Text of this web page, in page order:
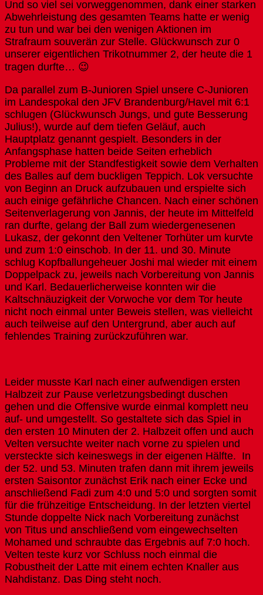
Und so viel sei vorweggenommen, dank einer starken
Abwehrleistung des gesamten Teams hatte er wenig
zu tun und war bei den wenigen Aktionen im
Strafraum souverän zur Stelle. Glückwunsch zur 0
unserer eigentlichen Trikotnummer 2, der heute die 1
tragen durfte… 😉
Da parallel zum B-Junioren Spiel unsere C-Junioren
im Landespokal den JFV Brandenburg/Havel mit 6:1
schlugen (Glückwunsch Jungs, und gute Besserung
Julius!), wurde auf dem tiefen Geläuf, auch
Hauptplatz genannt gespielt. Besonders in der
Anfangsphase hatten beide Seiten erheblich
Probleme mit der Standfestigkeit sowie dem Verhalten
des Balles auf dem buckligen Teppich. Lok versuchte
von Beginn an Druck aufzubauen und erspielte sich
auch einige gefährliche Chancen. Nach einer schönen
Seitenverlagerung von Jannis, der heute im Mittelfeld
ran durfte, gelang der Ball zum wiedergenesenen
Lukasz, der gekonnt den Veltener Torhüter um kurvte
und zum 1:0 einschob. In der 11. und 30. Minute
schlug Kopfballungeheuer Joshi mal wieder mit einem
Doppelpack zu, jeweils nach Vorbereitung von Jannis
und Karl. Bedauerlicherweise konnten wir die
Kaltschnäuzigkeit der Vorwoche vor dem Tor heute
nicht noch einmal unter Beweis stellen, was vielleicht
auch teilweise auf den Untergrund, aber auch auf
fehlendes Training zurückzuführen war.
Leider musste Karl nach einer aufwendigen ersten
Halbzeit zur Pause verletzungsbedingt duschen
gehen und die Offensive wurde einmal komplett neu
auf- und umgestellt. So gestaltete sich das Spiel in
den ersten 10 Minuten der 2. Halbzeit offen und auch
Velten versuchte weiter nach vorne zu spielen und
versteckte sich keineswegs in der eigenen Hälfte. In
der 52. und 53. Minuten trafen dann mit ihrem jeweils
ersten Saisontor zunächst Erik nach einer Ecke und
anschließend Fadi zum 4:0 und 5:0 und sorgten somit
für die frühzeitige Entscheidung. In der letzten viertel
Stunde doppelte Nick nach Vorbereitung zunächst
von Titus und anschließend vom eingewechselten
Mohamed und schraubte das Ergebnis auf 7:0 hoch.
Velten teste kurz vor Schluss noch einmal die
Robustheit der Latte mit einem echten Knaller aus
Nahdistanz. Das Ding steht noch.